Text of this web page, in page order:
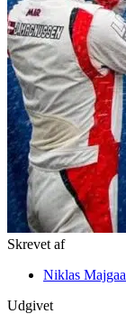
Skrevet af
Niklas
Udgivet